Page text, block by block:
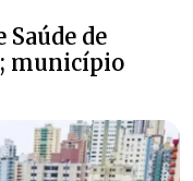
de
município